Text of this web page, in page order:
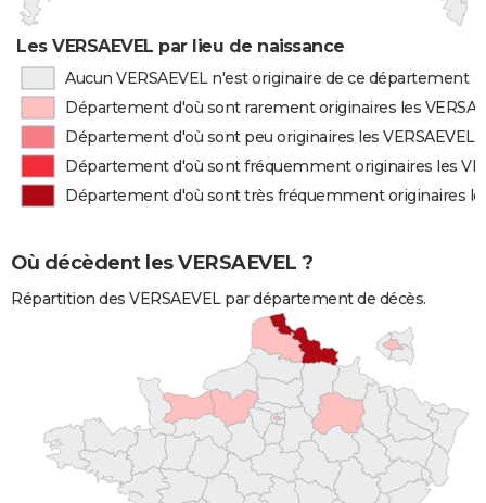
Les VERSAEVEL par lieu de naissance
Aucun VERSAEVEL n'est originaire de ce département
Département d'où sont rarement originaires les
Département d'où sont peu originaires les VERSAEVEL
Département d'où sont fréquemment originaires les
Département d'où sont très fréquemment originaires
Où décèdent les VERSAEVEL ?
Répartition des VERSAEVEL par département de décès.